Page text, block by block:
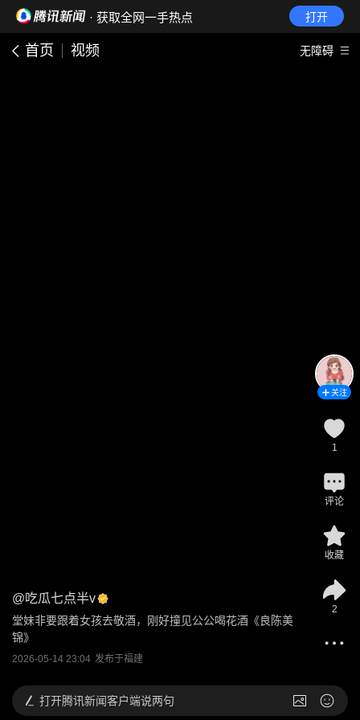
· 获取全网一手热点 打开
首页 视频 无障碍
@吃瓜七点半v
堂妹非要跟着女孩去敬酒，刚好撞见公公喝花酒《良陈美
锦》
2026-05-14 23:04 发布于福建
关注
1
评论
收藏
2
打开腾讯新闻客户端说两句